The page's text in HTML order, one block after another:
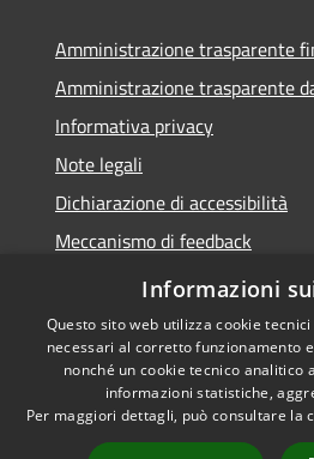
Amministrazione trasparente
Amministrazione trasparente
Informativa privacy
Note legali
Dichiarazione di accessibilità
Meccanismo di feedback
Whistleblowing
Accessibilità
Informazioni
Questo sito web utilizza cookie
necessari al corretto funzionamento
nonché un cookie tecnico analitico
informazioni statistiche,
Per maggiori dettagli, può consultare la